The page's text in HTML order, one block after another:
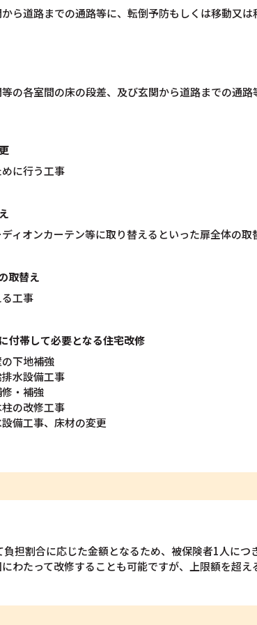
ら道路までの通路等に、転倒予防もしくは移動又
の各室間の床の段差、及び玄関から道路までの通
に行う工事
ィオンカーテン等に取り替えるといった扉全体の取
取替え
工事
付帯して必要となる住宅改修
下地補強
水設備工事
・補強
の改修工事
備工事、床材の変更
担割合に応じた金額となるため、被保険者1人につ
わたって改修することも可能ですが、上限額を超え